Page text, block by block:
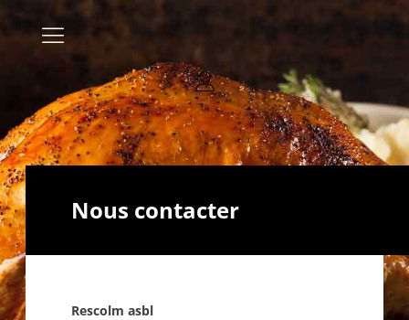
Nous contacter
Rescolm asbl